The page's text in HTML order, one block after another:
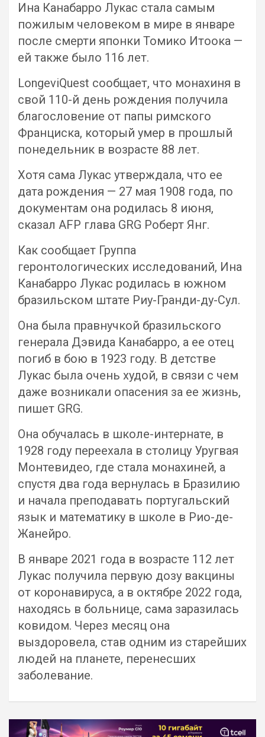
Ина Канабарро Лукас стала самым
пожилым человеком в мире в январе
после смерти японки Томико Итоока —
ей также было 116 лет.
LongeviQuest сообщает, что монахиня в
свой 110-й день рождения получила
благословение от папы римского
Франциска, который умер в прошлый
понедельник в возрасте 88 лет.
Хотя сама Лукас утверждала, что ее
дата рождения — 27 мая 1908 года, по
документам она родилась 8 июня,
сказал AFP глава GRG Роберт Янг.
Как сообщает Группа
геронтологических исследований, Ина
Канабарро Лукас родилась в южном
бразильском штате Риу-Гранди-ду-Сул.
Она была правнучкой бразильского
генерала Дэвида Канабарро, а ее отец
погиб в бою в 1923 году. В детстве
Лукас была очень худой, в связи с чем
даже возникали опасения за ее жизнь,
пишет GRG.
Она обучалась в школе-интернате, в
1928 году переехала в столицу Уругвая
Монтевидео, где стала монахиней, а
спустя два года вернулась в Бразилию
и начала преподавать португальский
язык и математику в школе в Рио-де-
Жанейро.
В январе 2021 года в возрасте 112 лет
Лукас получила первую дозу вакцины
от коронавируса, а в октябре 2022 года,
находясь в больнице, сама заразилась
ковидом. Через месяц она
выздоровела, став одним из старейших
людей на планете, перенесших
заболевание.
Навигация